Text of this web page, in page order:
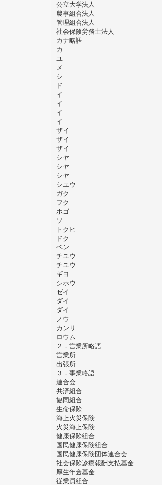
公立大学法人
農事組合法人
管理組合法人
社会保険労務士法人
カナ略語
カ
ユ
メ
シ
ド
イ
イ
イ
イ
ザイ
ザイ
ザイ
シヤ
シヤ
シヤ
シユウ
ガク
フク
ホゴ
ソ
トクヒ
ドク
ベン
チユウ
チユウ
ギヨ
シホウ
ゼイ
ダイ
ダイ
ノウ
カンリ
ロウム
２．営業所略語
営業所
出張所
３．事業略語
連合会
共済組合
協同組合
生命保険
海上火災保険
火災海上保険
健康保険組合
国民健康保険組合
国民健康保険団体連合会
社会保険診療報酬支払基金
厚生年金基金
従業員組合